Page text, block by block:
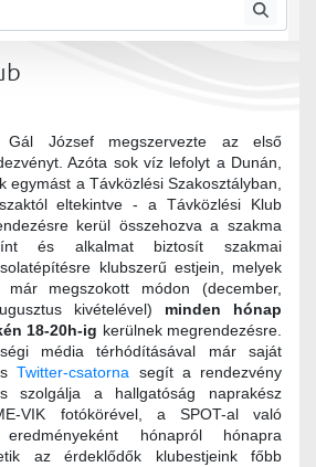
Gál József megszervezte az első
Azóta sok víz lefolyt a Dunán,
egymást a Távközlési Szakosztályban,
eltekintve - a Távközlési Klub
kerül összehozva a szakma
és alkalmat biztosít szakmai
klubszerű estjein, melyek
megszokott módon (december,
kivételével) minden hónap
18-20h-ig kerülnek megrendezésre.
média térhódításával már saját
Twitter-csatorna segít a rendezvény
szolgálja a hallgatóság naprakész
VIK fotókörével, a SPOT-al való
eredményeként hónapról hónapra
az érdeklődők klubestjeink főbb